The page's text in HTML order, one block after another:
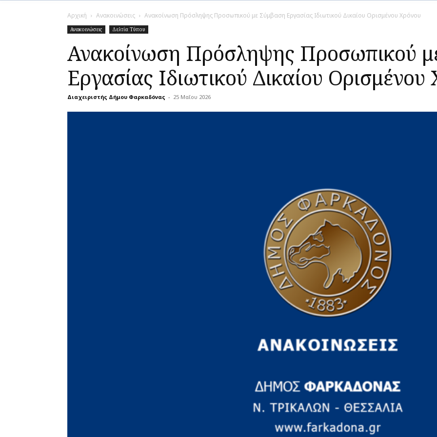
Αρχική Ανακοινώσεις Ανακοίνωση Πρόσληψης Προσωπικού με Σύμβαση Εργασίας Ιδιωτικού Δικαίου Ορισμένου Χρόνου
Ανακοινώσεις Δελτία Τύπου
Ανακοίνωση Πρόσληψης Προσωπικού
Εργασίας Ιδιωτικού Δικαίου Ορισμένου
Διαχειριστής Δήμου Φαρκαδόνας - 25 Μαΐου 2026